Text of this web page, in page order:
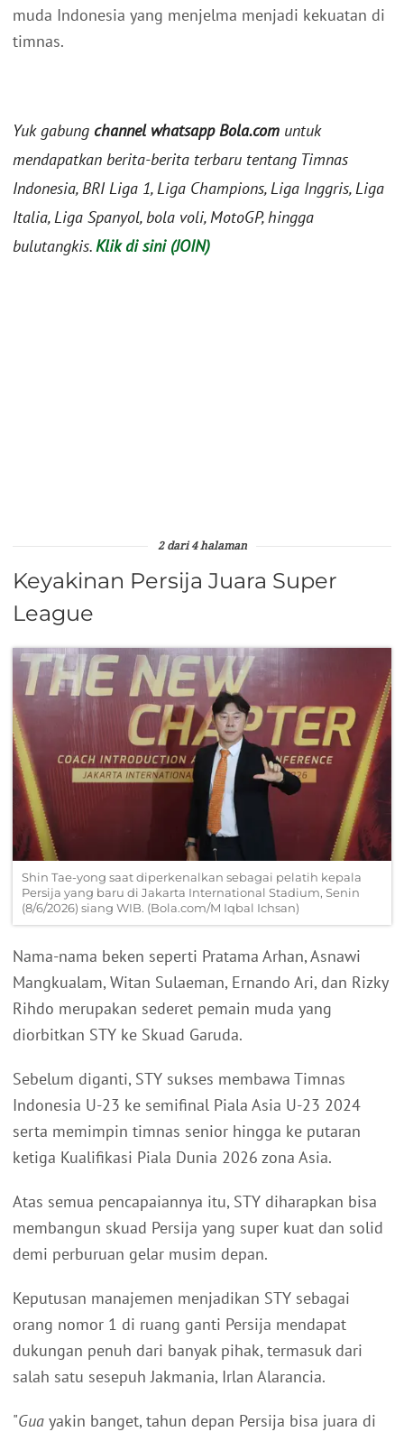
muda Indonesia yang menjelma menjadi kekuatan di
timnas.
Yuk gabung channel whatsapp Bola.com untuk
mendapatkan berita-berita terbaru tentang Timnas
Indonesia, BRI Liga 1, Liga Champions, Liga Inggris, Liga
Italia, Liga Spanyol, bola voli, MotoGP, hingga
bulutangkis.Klik di sini (JOIN)
2 dari 4 halaman
Keyakinan Persija Juara Super
League
Shin Tae-yong saat diperkenalkan sebagai pelatih kepala
Persija yang baru di Jakarta International Stadium, Senin
(8/6/2026) siang WIB. (Bola.com/M Iqbal Ichsan)
Nama-nama beken seperti Pratama Arhan, Asnawi
Mangkualam, Witan Sulaeman, Ernando Ari, dan Rizky
Rihdo merupakan sederet pemain muda yang
diorbitkan STY ke Skuad Garuda.
Sebelum diganti, STY sukses membawa Timnas
Indonesia U-23 ke semifinal Piala Asia U-23 2024
serta memimpin timnas senior hingga ke putaran
ketiga Kualifikasi Piala Dunia 2026 zona Asia.
Atas semua pencapaiannya itu, STY diharapkan bisa
membangun skuad Persija yang super kuat dan solid
demi perburuan gelar musim depan.
Keputusan manajemen menjadikan STY sebagai
orang nomor 1 di ruang ganti Persija mendapat
dukungan penuh dari banyak pihak, termasuk dari
salah satu sesepuh Jakmania, Irlan Alarancia.
"Gua yakin banget, tahun depan Persija bisa juara di